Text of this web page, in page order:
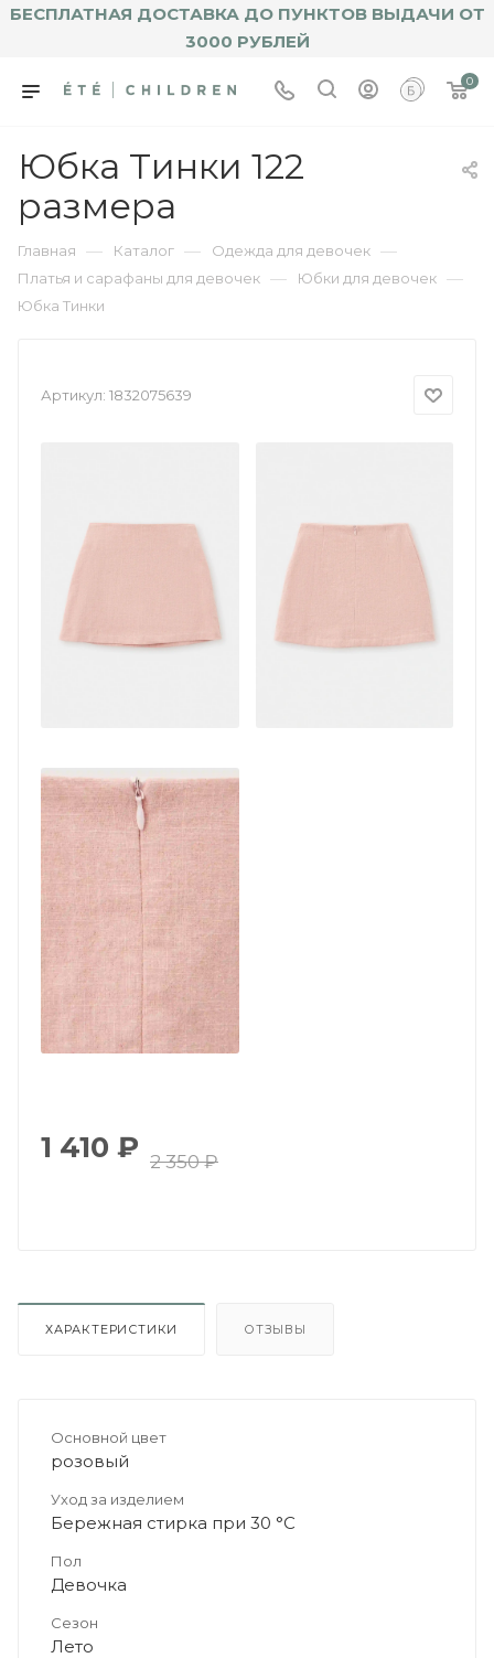
БЕСПЛАТНАЯ ДОСТАВКА ДО ПУНКТОВ ВЫДАЧИ ОТ
3000 РУБЛЕЙ
0
Юбка Тинки 122
размера
Главная — Каталог — Одежда для девочек —
Платья и сарафаны для девочек — Юбки для девочек —
Юбка Тинки
Артикул: 1832075639
1 410 ₽ 2 350₽
ХАРАКТЕРИСТИКИ ОТЗЫВЫ
Основной цвет
розовый
Уход за изделием
Бережная стирка при 30 °C
Пол
Девочка
Сезон
Лето